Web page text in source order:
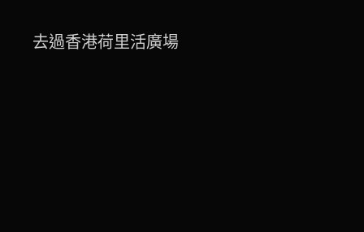
去過香港荷里活廣場